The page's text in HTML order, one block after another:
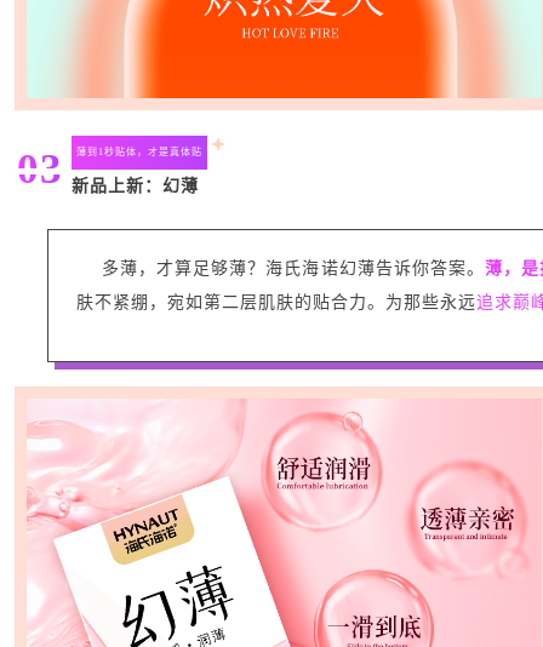
03 薄到1秒贴体，才是真体贴
新品上新：幻薄
多薄，才算足够薄？海氏海诺幻薄告诉你答案。 薄，
肤不紧绷，宛如第二层肌肤的贴合力。为那些永远追求巅